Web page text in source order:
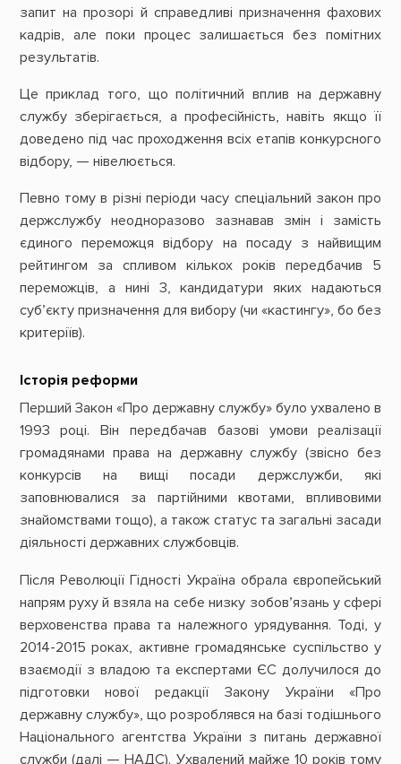
запит на прозорі й справедливі призначення фахових
кадрів, але поки процес залишається без помітних
результатів.
Це приклад того, що політичний вплив на державну
службу зберігається, а професійність, навіть якщо її
доведено під час проходження всіх етапів конкурсного
відбору, — нівелюється.
Певно тому в різні періоди часу спеціальний закон про
держслужбу неодноразово зазнавав змін і замість
єдиного переможця відбору на посаду з найвищим
рейтингом за спливом кількох років передбачив 5
переможців, а нині 3, кандидатури яких надаються
суб’єкту призначення для вибору (чи «кастингу», бо без
критеріїв).
Історія реформи
Перший Закон «Про державну службу» було ухвалено в
1993 році. Він передбачав базові умови реалізації
громадянами права на державну службу (звісно без
конкурсів на вищі посади держслужби, які
заповнювалися за партійними квотами, впливовими
знайомствами тощо), а також статус та загальні засади
діяльності державних службовців.
Після Революції Гідності Україна обрала європейський
напрям руху й взяла на себе низку зобов’язань у сфері
верховенства права та належного урядування. Тоді, у
2014-2015 роках, активне громадянське суспільство у
взаємодії з владою та експертами ЄС долучилося до
підготовки нової редакції Закону України «Про
державну службу», що розроблявся на базі тодішнього
Національного агентства України з питань державної
служби (далі — НАДС). Ухвалений майже 10 років тому